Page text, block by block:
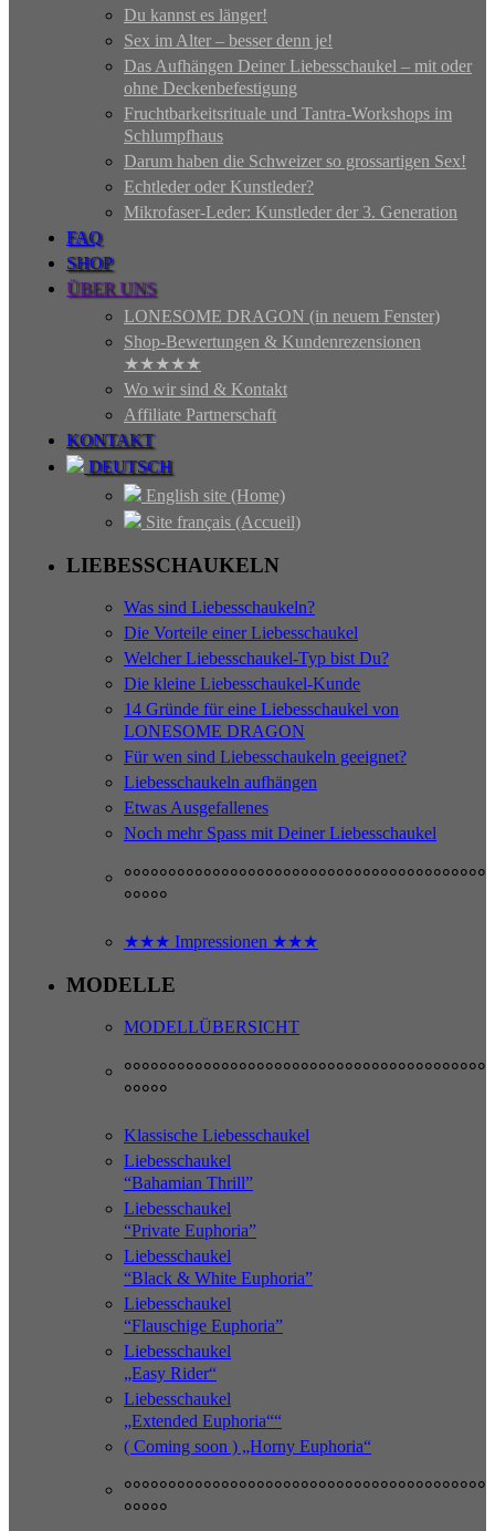
Du kannst es länger!
Sex im Alter – besser denn je!
Das Aufhängen Deiner Liebesschaukel – mit oder
ohne Deckenbefestigung
Fruchtbarkeitsrituale und Tantra-Workshops im
Schlumpfhaus
Darum haben die Schweizer so grossartigen Sex!
Echtleder oder Kunstleder?
Mikrofaser-Leder: Kunstleder der 3. Generation
FAQ
SHOP
ÜBER UNS
LONESOME DRAGON (in neuem Fenster)
Shop-Bewertungen & Kundenrezensionen
★★★★★
Wo wir sind & Kontakt
Affiliate Partnerschaft
KONTAKT
DEUTSCH
English site (Home)
Site français (Accueil)
LIEBESSCHAUKELN
Was sind Liebesschaukeln?
Die Vorteile einer Liebesschaukel
Welcher Liebesschaukel-Typ bist Du?
Die kleine Liebesschaukel-Kunde
14 Gründe für eine Liebesschaukel von
LONESOME DRAGON
Für wen sind Liebesschaukeln geeignet?
Liebesschaukeln aufhängen
Etwas Ausgefallenes
Noch mehr Spass mit Deiner Liebesschaukel
°°°°°°°°°°°°°°°°°°°°°°°°°°°°°°°°°°°°°°°°°
°°°°°
★★★ Impressionen ★★★
MODELLE
MODELLÜBERSICHT
°°°°°°°°°°°°°°°°°°°°°°°°°°°°°°°°°°°°°°°°°
°°°°°
Klassische Liebesschaukel
Liebesschaukel
“Bahamian Thrill”
Liebesschaukel
“Private Euphoria”
Liebesschaukel
“Black & White Euphoria”
Liebesschaukel
“Flauschige Euphoria”
Liebesschaukel
„Easy Rider“
Liebesschaukel
„Extended Euphoria““
( Coming soon ) „Horny Euphoria“
°°°°°°°°°°°°°°°°°°°°°°°°°°°°°°°°°°°°°°°°°
°°°°°